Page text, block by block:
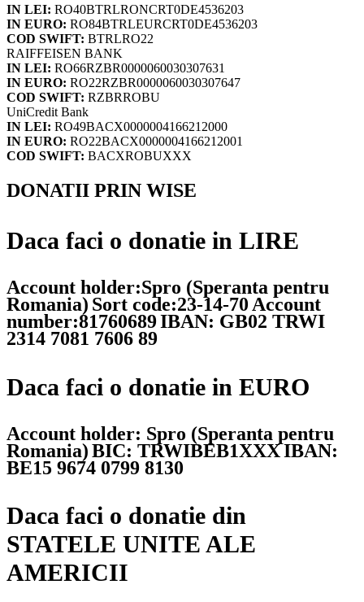
IN LEI: RO40BTRLRONCRT0DE4536203
IN EURO: RO84BTRLEURCRT0DE4536203
COD SWIFT: BTRLRO22
RAIFFEISEN BANK
IN LEI: RO66RZBR0000060030307631
IN EURO: RO22RZBR0000060030307647
COD SWIFT: RZBRROBU
UniCredit Bank
IN LEI: RO49BACX0000004166212000
IN EURO: RO22BACX0000004166212001
COD SWIFT: BACXROBUXXX
DONATII PRIN WISE
Daca faci o donatie in LIRE
Account holder:Spro (Speranta pentru
Romania) Sort code:23-14-70 Account
number:81760689IBAN: GB02 TRWI
2314 7081 7606 89
Daca faci o donatie in EURO
Account holder: Spro (Speranta pentru
Romania)BIC: TRWIBEB1XXXIBAN:
BE15 9674 0799 8130
Daca faci o donatie din
STATELE UNITE ALE
AMERICII